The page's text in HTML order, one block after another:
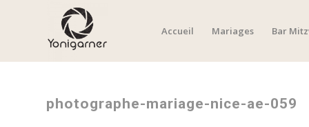
Accueil Mariages Bar
photographe-mariage-nice-ae-059